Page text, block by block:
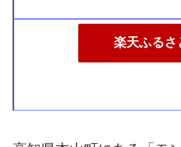
楽天ふるさ